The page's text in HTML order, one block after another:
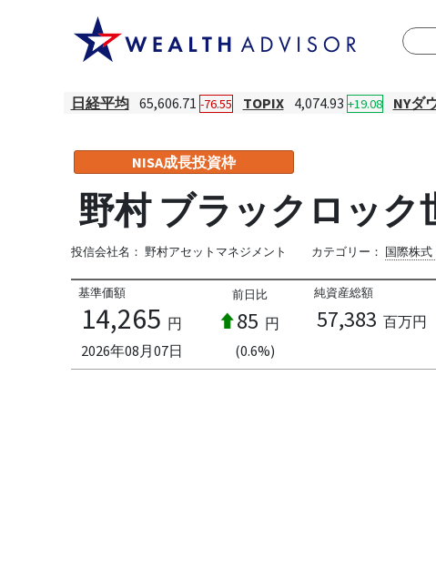
日経平均 65,606.71 -76.55 TOPIX 4,074.93 +19.08 NYダ
NISA成長投資枠
野村 ブラックロック
投信会社名： 野村アセットマネジメント カテゴリー： 国際株
基準価額
14,265 円
2026年08月07日
前日比
85 円
(0.6%)
純資産総額
57,383 百万円